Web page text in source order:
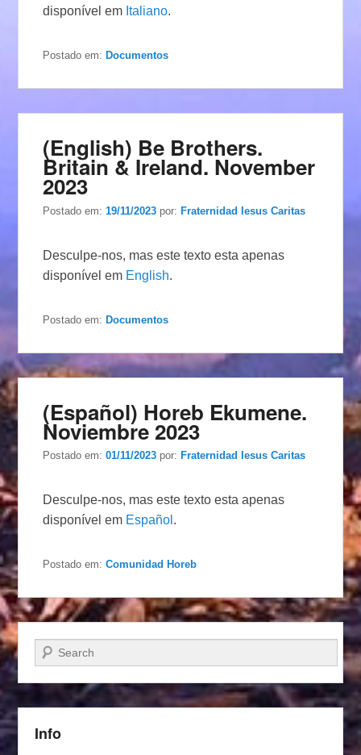
disponível em Italiano.
Postado em: Documentos
(English) Be Brothers.
Britain & Ireland. November
2023
Postado em:19/11/2023 por:Fraternidad Iesus Caritas
Desculpe-nos, mas este texto esta apenas
disponível em English.
Postado em: Documentos
(Español) Horeb Ekumene.
Noviembre 2023
Postado em:01/11/2023 por: Fraternidad Iesus Caritas
Desculpe-nos, mas este texto esta apenas
disponível em Español .
Postado em: Comunidad Horeb
Pesquisar…
Info